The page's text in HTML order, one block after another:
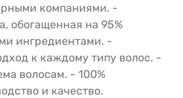
компаниями. -
обогащенная на 95%
ингредиентами. -
к каждому типу волос. -
волосам. - 100%
и качество.